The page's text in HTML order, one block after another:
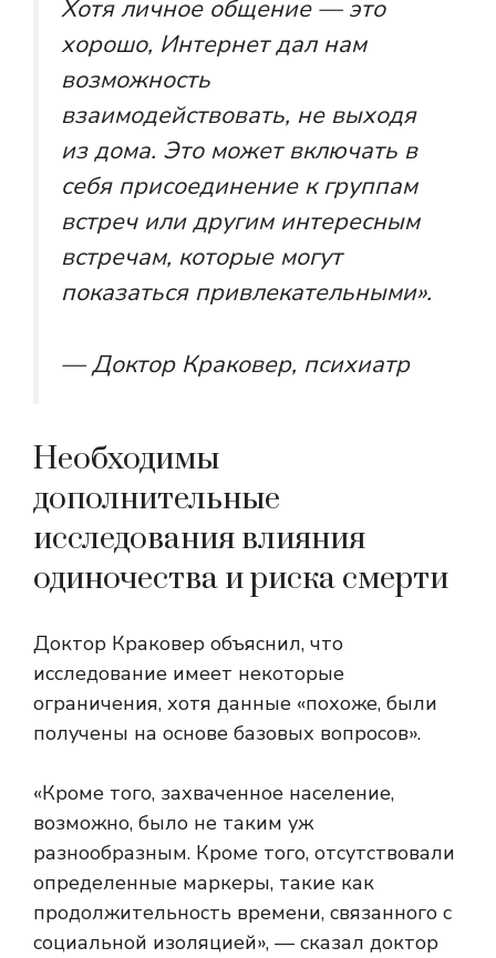
Хотя личное общение — это
хорошо, Интернет дал нам
возможность
взаимодействовать, не выходя
из дома. Это может включать в
себя присоединение к группам
встреч или другим интересным
встречам, которые могут
показаться привлекательными».
— Доктор Краковер, психиатр
Необходимы
дополнительные
исследования влияния
одиночества и риска смерти
Доктор Краковер объяснил, что
исследование имеет некоторые
ограничения, хотя данные «похоже, были
получены на основе базовых вопросов».
«Кроме того, захваченное население,
возможно, было не таким уж
разнообразным. Кроме того, отсутствовали
определенные маркеры, такие как
продолжительность времени, связанного с
социальной изоляцией», — сказал доктор